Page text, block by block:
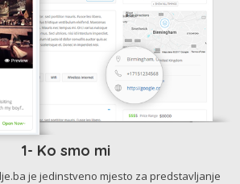
1- Ko smo mi
je jedinstveno mjesto za predstavljanje